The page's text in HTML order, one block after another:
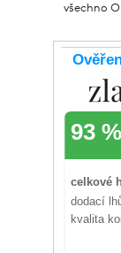
všechno